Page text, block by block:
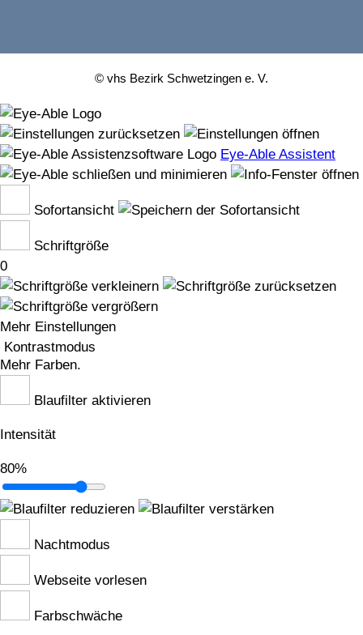
© vhs Bezirk Schwetzingen e. V.